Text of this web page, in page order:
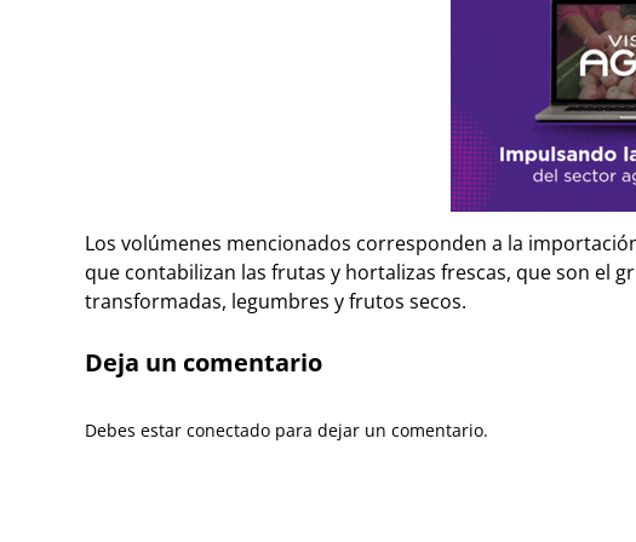
Los volúmenes mencionados corresponden a la
que contabilizan las frutas y hortalizas frescas, que son el
transformadas, legumbres y frutos secos.
Deja un comentario
Debes estar conectado para dejar un comentario.